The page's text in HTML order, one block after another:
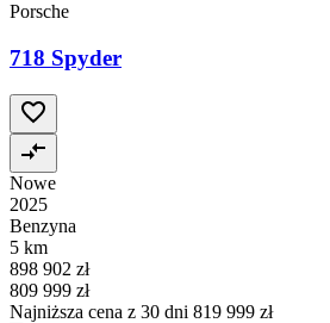
Porsche
718 Spyder
Nowe
2025
Benzyna
5 km
898 902 zł
809 999 zł
Najniższa cena z 30 dni 819 999 zł